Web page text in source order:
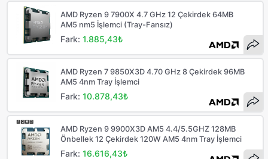
AMD Ryzen 9 7900X 4.7 GHz 12 Çekirdek 64MB
AM5 nm5 İşlemci (Tray-Fansız)
Fark:1.885,43₺
AMD Ryzen 7 9850X3D 4.70 GHz 8 Çekirdek 96MB
AM5 4nm Tray İşlemci
Fark:10.878,43₺
AMD Ryzen 9 9900X3D AM5 4.4/5.5GHZ 128MB
Önbellek 12 Çekirdek 120W AM5 4nm Tray İşlemci
Fark:16.616,43₺